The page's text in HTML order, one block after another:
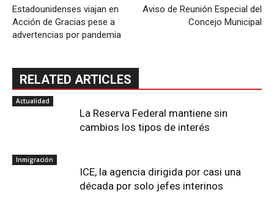
Estadounidenses viajan en
Acción de Gracias pese a
advertencias por pandemia
Aviso de Reunión Especial del
Concejo Municipal
RELATED ARTICLES
Actualidad
La Reserva Federal mantiene sin
cambios los tipos de interés
Inmigración
ICE, la agencia dirigida por casi una
década por solo jefes interinos